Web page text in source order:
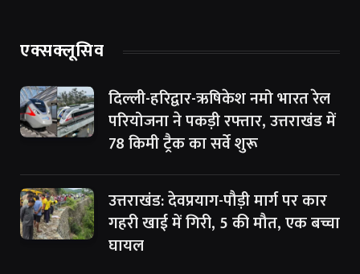
एक्सक्लूसिव
दिल्ली-हरिद्वार-ऋषिकेश नमो भारत रेल
परियोजना ने पकड़ी रफ्तार, उत्तराखंड में
78 किमी ट्रैक का सर्वे शुरू
उत्तराखंड: देवप्रयाग-पौड़ी मार्ग पर कार
गहरी खाई में गिरी, 5 की मौत, एक बच्चा
घायल